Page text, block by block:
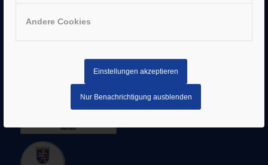
Andere Cookies
Einstellungen akzeptieren
Nur Benachrichtigung ausblenden
AUSZEICHNUNGEN